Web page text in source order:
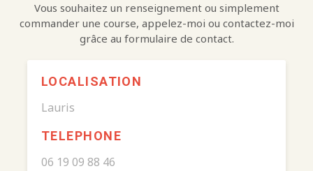
Vous souhaitez un renseignement ou simplement
commander une course, appelez-moi ou contactez-moi
grâce au formulaire de contact.
LOCALISATION
Lauris
TELEPHONE
06 19 09 88 46